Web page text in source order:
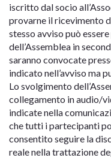
iscritto dal socio
provarne il ricevimento
stesso avviso può
dell’Assemblea in
saranno convocate
indicato nell’avviso ma
Lo svolgimento
collegamento in audio/
indicate nella
che tutti i partecipanti
consentito seguire la
reale nella trattazione